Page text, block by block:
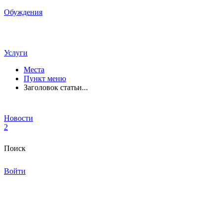
Обуждения
Услуги
Места
Пункт меню
Заголовок статьи...
Новости
2
Поиск
Войти